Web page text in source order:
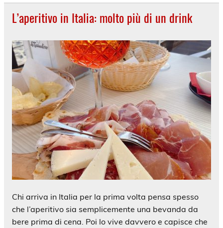
L’aperitivo in Italia: molto più di un drink
Chi arriva in Italia per la prima volta pensa spesso
che l’aperitivo sia semplicemente una bevanda da
bere prima di cena. Poi lo vive davvero e capisce che